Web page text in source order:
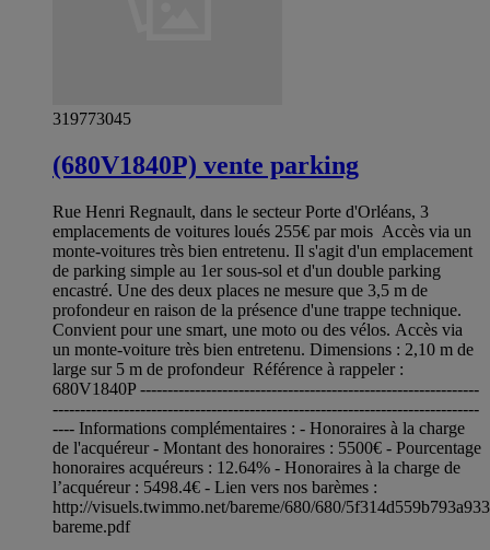
319773045
(680V1840P) vente parking
Rue Henri Regnault, dans le secteur Porte d'Orléans, 3
emplacements de voitures loués 255€ par mois Accès via un
monte-voitures très bien entretenu. Il s'agit d'un emplacement
de parking simple au 1er sous-sol et d'un double parking
encastré. Une des deux places ne mesure que 3,5 m de
profondeur en raison de la présence d'une trappe technique.
Convient pour une smart, une moto ou des vélos. Accès via
un monte-voiture très bien entretenu. Dimensions : 2,10 m de
large sur 5 m de profondeur Référence à rappeler :
680V1840P --------------------------------------------------------------
------------------------------------------------------------------------------
---- Informations complémentaires : - Honoraires à la charge
de l'acquéreur - Montant des honoraires : 5500€ - Pourcentage
honoraires acquéreurs : 12.64% - Honoraires à la charge de
l’acquéreur : 5498.4€ - Lien vers nos barèmes :
http://visuels.twimmo.net/bareme/680/680/
bareme.pdf